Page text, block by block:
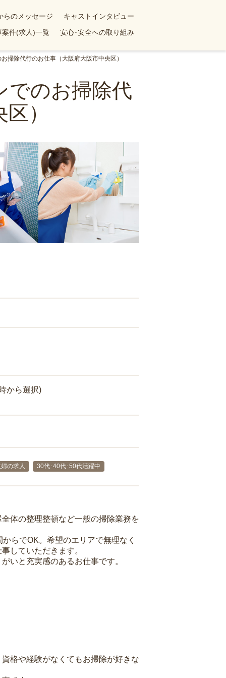
らのメッセージ
キャストインタビュー
案件(求人)一覧 安心･安全への取り組み
掃除代行のお仕事（大阪府大阪市中央区）
でのお掃除代
）
から選択)
の求人 30代･40代･50代活躍中
体の整理整頓など一般の掃除業務を
らでOK。希望のエリアで無理なく
していただきます。
いと充実感のあるお仕事です。
格や経験がなくてもお掃除が好きな